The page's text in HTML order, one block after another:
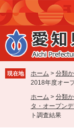
ペ
ー
ジ
の
先
で
す
メ
ニ
ュ
ー
を
ば
し
現在地 ホーム > 分類
2018年度オー
ホーム > 分類
タ・オープン
ト調査結果